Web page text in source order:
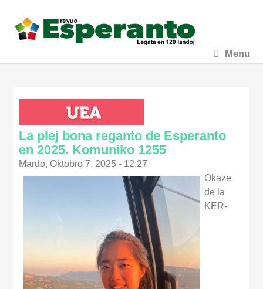
Menu
La plej bona reganto de Esperanto
en 2025. Komuniko 1255
Mardo, Oktobro 7, 2025 - 12:27
Okaze
de la
KER-